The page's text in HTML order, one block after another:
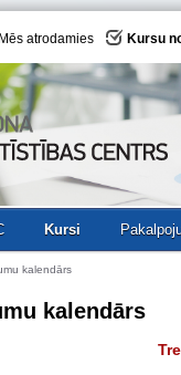
Mēs atrodamies Kursu
Kursi
kalendārs
kalendārs